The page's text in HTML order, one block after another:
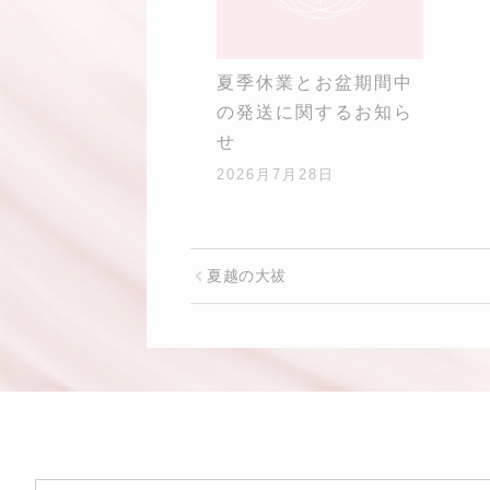
夏季休業とお盆期間中
の発送に関するお知ら
せ
2026月7月28日
夏越の大祓